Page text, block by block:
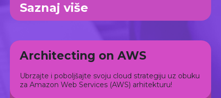
Saznaj više
Architecting on AWS
Ubrzajte i poboljšajte svoju cloud strategiju uz obuku
za Amazon Web Services (AWS) arhitekturu!